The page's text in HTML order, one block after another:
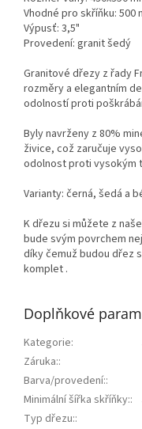
Vhodné pro skříňku: 500
Výpusť: 3,5"
Provedení: granit šedý
Granitové dřezy z řady
rozměry a elegantním
odolností proti
Byly navrženy z 80%
živice, což zaručuje
odolnost proti vysokým
Varianty: černá, šedá a
K dřezu si můžete z
bude svým povrchem
díky čemuž budou dřez
komplet .
Doplňkové
Kategorie:
Záruka::
Barva/provedení::
Minimální šířka skříňky::
Typ dřezu::